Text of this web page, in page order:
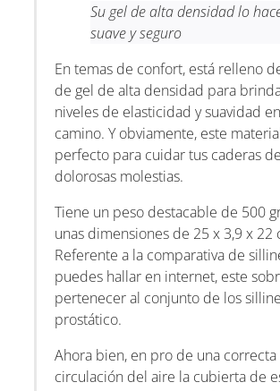
Su gel de alta densidad lo
suave y seguro
En temas de confort, está relleno
de gel de alta densidad para
niveles de elasticidad y suavidad
camino. Y obviamente, este
perfecto para cuidar tus caderas de
dolorosas molestias.
Tiene un peso destacable de 500
unas dimensiones de 25 x 3,9 x 22
Referente a la comparativa de
puedes hallar en internet, este
pertenecer al conjunto de los
prostático.
Ahora bien, en pro de una correcta
circulación del aire la cubierta de